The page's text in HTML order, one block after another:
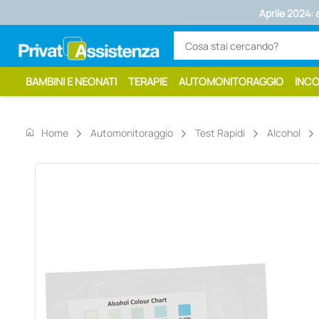
Aprile 2024:
BAMBINI E NEONATI TERAPIE AUTOMONITORAGGIO
home Home Automonitoraggio Test Rapidi Alcohol